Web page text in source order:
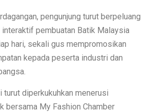
pengunjung turut berpeluang
pembuatan Batik Malaysia
hari, sekali gus mempromosikan
kepada peserta industri dan
turut diperkukuhkan menerusi
bersama My Fashion Chamber